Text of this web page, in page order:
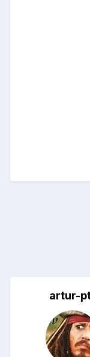
artur-